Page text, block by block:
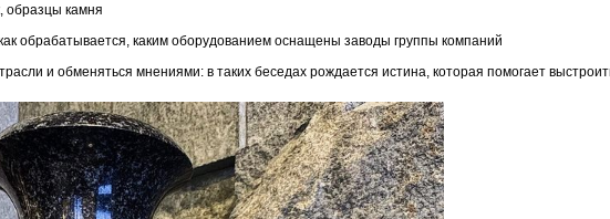
образцы камня
обрабатывается, каким оборудованием оснащены заводы группы компаний
и обменяться мнениями: в таких беседах рождается истина, которая помогает